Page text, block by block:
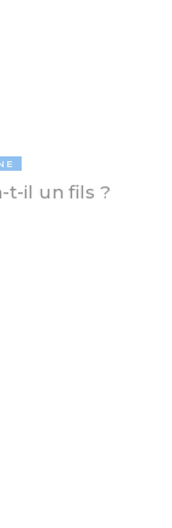
t-il un fils ?